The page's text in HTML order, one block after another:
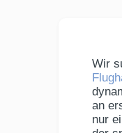
Wir
an
nur